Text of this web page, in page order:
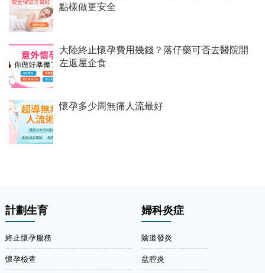
點樣做更安全
大陸終止懷孕費用幾錢？落仔藥可否去醫院開
左返屋企食
懷孕多少周無痛人流最好
計劃生育
終止懷孕服務
懷孕檢查
婦科炎症
陰道發炎
盆腔炎